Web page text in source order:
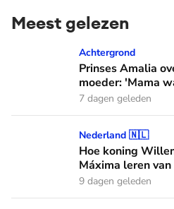
Meest gelezen
Prinses Amalia over dé traan
Achtergrond
Prinses Amalia
moeder: 'Mama
7 dagen geleden
Hoe koning Willem-
Nederland 🇳🇱
Hoe koning
Máxima leren
9 dagen geleden